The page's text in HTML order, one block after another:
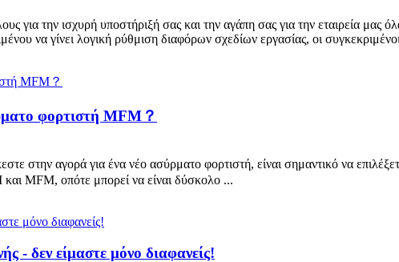
για την ισχυρή υποστήριξή σας και την αγάπη σας για την εταιρεία μας
να γίνει λογική ρύθμιση διαφόρων σχεδίων εργασίας, οι
φορτιστή MFM？
στην αγορά για ένα νέο ασύρματο φορτιστή, είναι σημαντικό να
MFM, οπότε μπορεί να είναι δύσκολο ...
- δεν είμαστε μόνο διαφανείς!